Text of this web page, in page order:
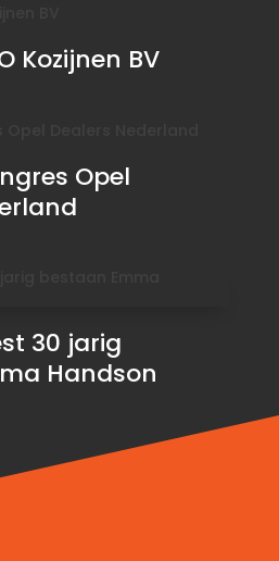
Kozijnen BV
Opel
30 jarig
Handson